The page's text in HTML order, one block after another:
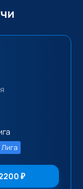
Лига
₽